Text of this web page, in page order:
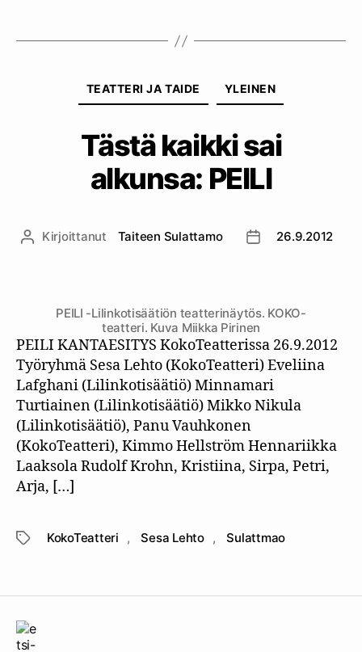
TEATTERI JA TAIDE YLEINEN
Tästä kaikki sai
alkunsa: PEILI
Kirjoittaja
Kirjoittanut Taiteen Sulattamo 26.9.2012
PEILI -Lilinkotisäätiön teatterinäytös. KOKO-
teatteri. Kuva Miikka Pirinen
PEILI KANTAESITYS KokoTeatterissa 26.9.2012
Työryhmä Sesa Lehto (KokoTeatteri) Eveliina
Lafghani (Lilinkotisäätiö) Minnamari
Turtiainen (Lilinkotisäätiö) Mikko Nikula
(Lilinkotisäätiö), Panu Vauhkonen
(KokoTeatteri), Kimmo Hellström Hennariikka
Laaksola Rudolf Krohn, Kristiina, Sirpa, Petri,
Arja, […]
AvainsanatKokoTeatteri , Sesa Lehto , Sulattmao